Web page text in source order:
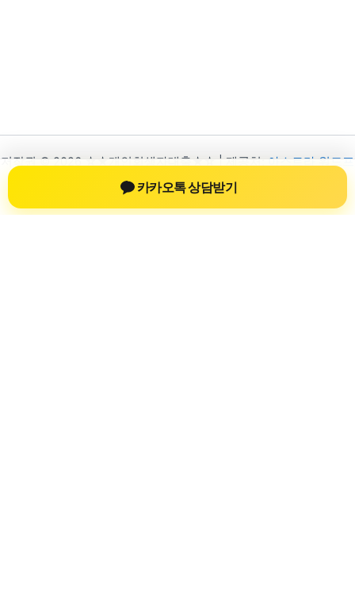
저작권 © 2026 ☆★개인회생자대출★☆ | 제공처:
아스트라 워드프
레스 테마
카카오톡 상담받기